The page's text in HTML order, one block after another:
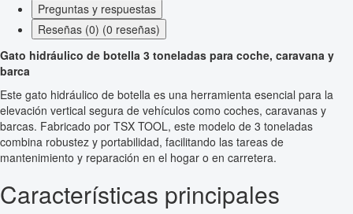
Preguntas y respuestas
Reseñas (0) (0 reseñas)
Gato hidráulico de botella 3 toneladas para coche, caravana y
barca
Este gato hidráulico de botella es una herramienta esencial para la
elevación vertical segura de vehículos como coches, caravanas y
barcas. Fabricado por TSX TOOL, este modelo de 3 toneladas
combina robustez y portabilidad, facilitando las tareas de
mantenimiento y reparación en el hogar o en carretera.
Características principales